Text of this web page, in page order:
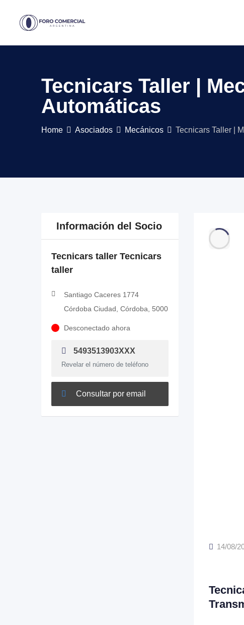
Tecnicars Taller |
Automáticas
Home Asociados Mecánicos Tecnicars Taller |
Información del Socio
Tecnicars taller Tecnicars
taller
Santiago Caceres 1774
Córdoba Ciudad, Córdoba, 5000
Desconectado ahora
5493513903XXX
Revelar el número de teléfono
Consultar por email
14/08/